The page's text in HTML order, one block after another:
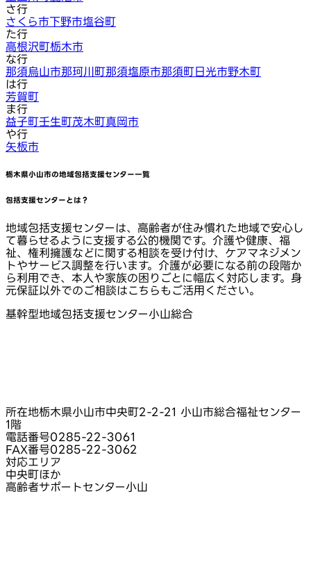
さ行
さくら市下野市塩谷町
た行
高根沢町栃木市
な行
那須烏山市那珂川町那須塩原市那須町日光市野木町
は行
芳賀町
ま行
益子町壬生町茂木町真岡市
や行
矢板市
栃木県小山市の地域包括支援センター一覧
包括支援センターとは？
地域包括支援センターは、高齢者が住み慣れた地域で安心し
て暮らせるように支援する公的機関です。介護や健康、福
祉、権利擁護などに関する相談を受け付け、ケアマネジメン
トやサービス調整を行います。介護が必要になる前の段階か
ら利用でき、本人や家族の困りごとに幅広く対応します。身
元保証以外でのご相談はこちらもご活用ください。
基幹型地域包括支援センター小山総合
所在地栃木県小山市中央町2-2-21 小山市総合福祉センター
1階
電話番号0285-22-3061
FAX番号0285-22-3062
対応エリア
中央町ほか
高齢者サポートセンター小山